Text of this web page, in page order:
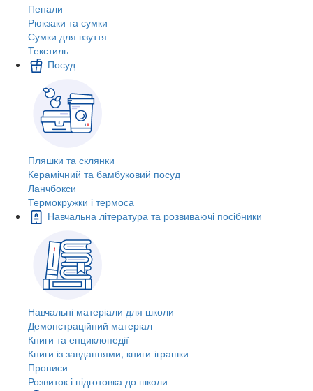
Пенали
Рюкзаки та сумки
Сумки для взуття
Текстиль
Посуд
Пляшки та склянки
Керамічний та бамбуковий посуд
Ланчбокси
Термокружки і термоса
Навчальна література та розвиваючі посібники
Навчальні матеріали для школи
Демонстраційний матеріал
Книги та енциклопедії
Книги із завданнями, книги-іграшки
Прописи
Розвиток і підготовка до школи